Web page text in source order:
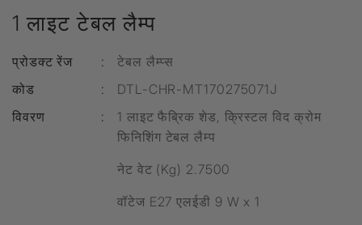
1 लाइट टेबल लैम्प
प्रोडक्ट रेंज :
टेबल लैम्प्स
कोड
:
DTL-CHR-MT170275071J
विवरण
:
1 लाइट फैब्रिक शेड, क्रिस्टल विद क्रोम
फिनिशिंग टेबल लैम्प
नेट वेट (Kg) 2.7500
वॉटेज E27 एलईडी 9 W x 1